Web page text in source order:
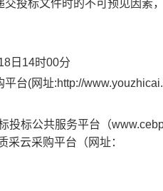
交投标文件时的不可预见因素
日14时00分
台(网址:http://
投标公共服务平台（
采云采购平台（网址：